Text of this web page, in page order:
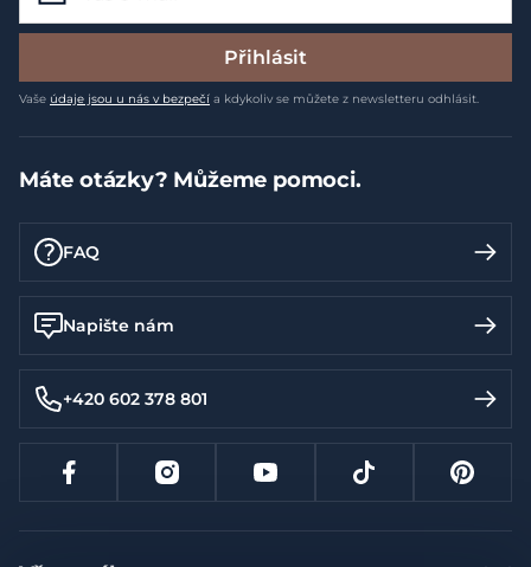
Přihlásit
Vaše údaje jsou u nás v bezpečí a kdykoliv se můžete z newsletteru odhlásit.
Máte otázky? Můžeme pomoci.
FAQ
Napište nám
+420 602 378 801